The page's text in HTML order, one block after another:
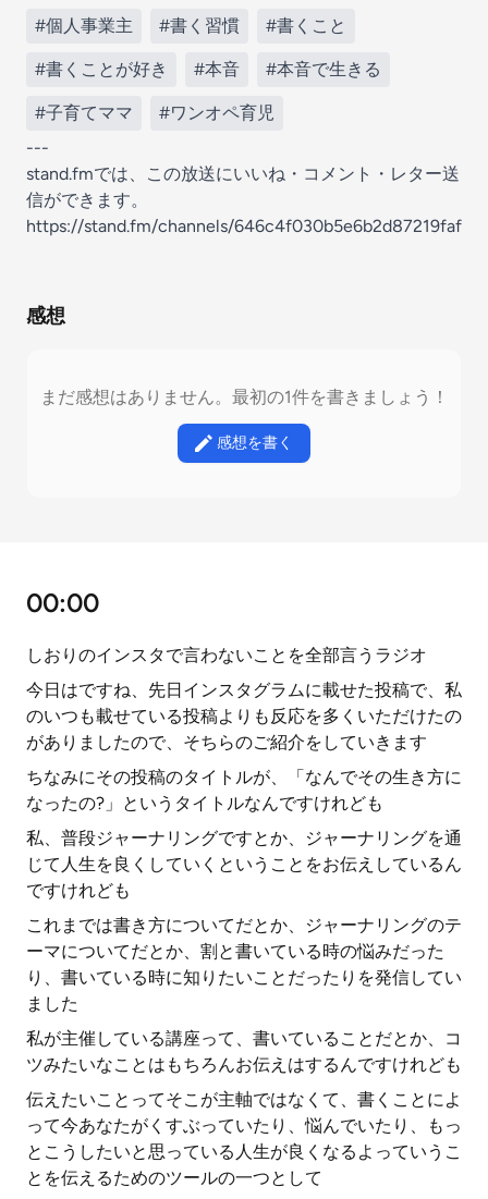
#個人事業主 #書く習慣 #書くこと
#書くことが好き #本音 #本音で生きる
#子育てママ
#ワンオペ育児
---
stand.fmでは、この放送にいいね・コメント・レター送
信ができます。
https://stand.fm/channels/646c4f030b5e6b2d87219faf
感想
まだ感想はありません。最初の1件を書きましょう！
感想を書く
00:00
しおりのインスタで言わないことを全部言うラジオ
今日はですね、先日インスタグラムに載せた投稿で、私
のいつも載せている投稿よりも反応を多くいただけたの
がありましたので、そちらのご紹介をしていきます
ちなみにその投稿のタイトルが、「なんでその生き方に
なったの?」というタイトルなんですけれども
私、普段ジャーナリングですとか、ジャーナリングを通
じて人生を良くしていくということをお伝えしているん
ですけれども
これまでは書き方についてだとか、ジャーナリングのテ
ーマについてだとか、割と書いている時の悩みだった
り、書いている時に知りたいことだったりを発信してい
ました
私が主催している講座って、書いていることだとか、コ
ツみたいなことはもちろんお伝えはするんですけれども
伝えたいことってそこが主軸ではなくて、書くことによ
って今あなたがくすぶっていたり、悩んでいたり、もっ
とこうしたいと思っている人生が良くなるよっていうこ
とを伝えるためのツールの一つとして